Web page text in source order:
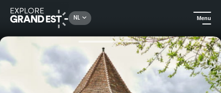
NL Menu
Kijk je ogen uit in de Grand Est Rondleiding door de Parels van de Wijngaard vanuit Straatsburg